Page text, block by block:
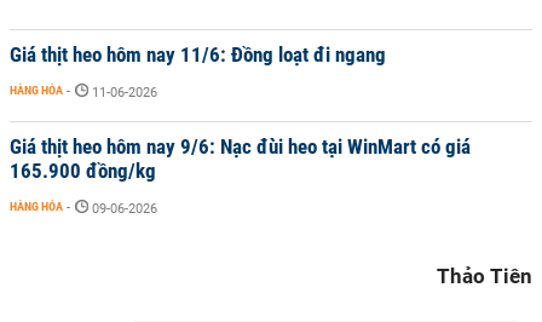
Giá thịt heo hôm nay 11/6: Đồng loạt đi ngang
HÀNG HÓA - 11-06-2026
Giá thịt heo hôm nay 9/6: Nạc đùi heo tại WinMart có giá
165.900 đồng/kg
HÀNG HÓA - 09-06-2026
Thảo Tiên